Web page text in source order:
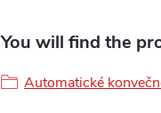
You will find the
Automatické